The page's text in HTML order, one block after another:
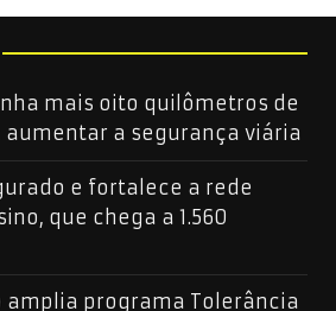
mais oito quilômetros de
a segurança viária
e fortalece a rede
que chega a 1.560
amplia programa Tolerância